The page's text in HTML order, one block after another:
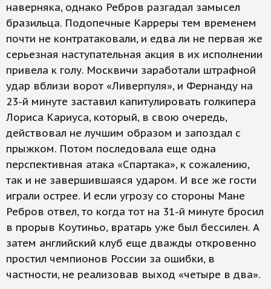
наверняка, однако Ребров разгадал замысел
бразильца. Подопечные Карреры тем временем
почти не контратаковали, и едва ли не первая же
серьезная наступательная акция в их исполнении
привела к голу. Москвичи заработали штрафной
удар вблизи ворот «Ливерпуля», и Фернанду на
23-й минуте заставил капитулировать голкипера
Лориса Кариуса, который, в свою очередь,
действовал не лучшим образом и запоздал с
прыжком. Потом последовала еще одна
перспективная атака «Спартака», к сожалению,
так и не завершившаяся ударом. И все же гости
играли острее. И если угрозу со стороны Мане
Ребров отвел, то когда тот на 31-й минуте бросил
в прорыв Коутиньо, вратарь уже был бессилен. А
затем английский клуб еще дважды откровенно
простил чемпионов России за ошибки, в
частности, не реализовав выход «четыре в два».